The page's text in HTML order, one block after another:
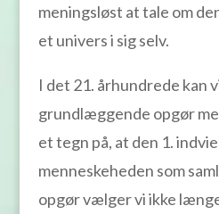
meningsløst at tale om
et univers i sig selv.
I det 21. århundrede kan
grundlæggende opgør
et tegn på, at den 1.
menneskeheden som
opgør vælger vi ikke